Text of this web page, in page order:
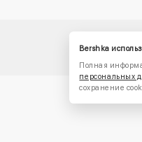
Bershka
Полная
персональных
сохранение